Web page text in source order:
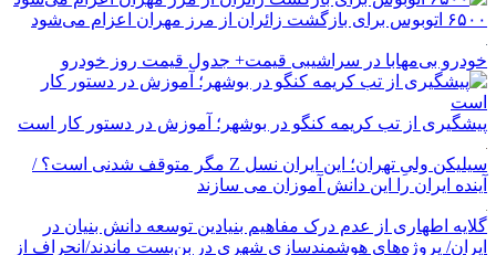
۶۵۰۰ اتوبوس برای بازگشت زائران از مرز مهران اعزام می‌شود
خودرو بی‌مهابا در سراشیبی قیمت+ جدول قیمت روز خودرو
پیشگیری از تب کریمه کنگو در بوشهر؛ آموزش در دستور کار است
سیلیکن ولیِ تهران؛ این ایران نسل Z مگر متوقف شدنی است؟ /
آینده ایران را این دانش آموزان می سازند
گلایه اطهاری از عدم درک مفاهیم بنیادین توسعه دانش بنیان در
ایران/ پروژه‌های هوشمندسازی شهری در بن‌بست ماندند/انحراف از